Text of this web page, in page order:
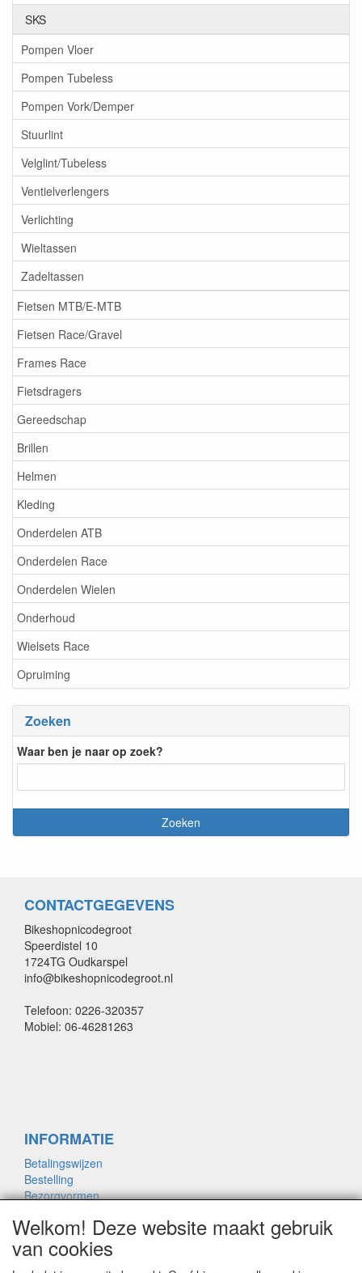
SKS
Pompen Vloer
Pompen Tubeless
Pompen Vork/Demper
Stuurlint
Velglint/Tubeless
Ventielverlengers
Verlichting
Wieltassen
Zadeltassen
Fietsen MTB/E-MTB
Fietsen Race/Gravel
Frames Race
Fietsdragers
Gereedschap
Brillen
Helmen
Kleding
Onderdelen ATB
Onderdelen Race
Onderdelen Wielen
Onderhoud
Wielsets Race
Opruiming
Zoeken
Waar ben je naar op zoek?
CONTACTGEGEVENS
Bikeshopnicodegroot
Speerdistel 10
1724TG Oudkarspel
info@bikeshopnicodegroot.nl
Telefoon: 0226-320357
Mobiel: 06-46281263
INFORMATIE
Betalingswijzen
Bestelling
Bezorgvormen
Framemaat
Welkom! Deze website maakt gebruik
van cookies